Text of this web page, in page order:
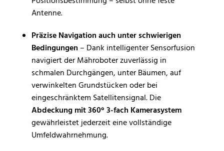
Antenne.
Präzise Navigation auch unter schwierigen
Bedingungen – Dank intelligenter Sensorfusion
navigiert der Mähroboter zuverlässig in
schmalen Durchgängen, unter Bäumen, auf
verwinkelten Grundstücken oder bei
eingeschränktem Satellitensignal. Die
Abdeckung mit 360° 3-fach Kamerasystem
gewährleistet jederzeit eine vollständige
Umfeldwahrnehmung.